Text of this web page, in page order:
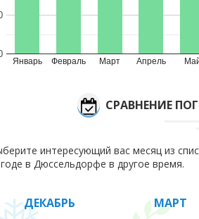
Январь Февраль Март Апрель
СРАВНЕНИЕ
интересующий вас месяц из
в Дюссельдорфе в другое время.
ДЕКАБРЬ
МАРТ